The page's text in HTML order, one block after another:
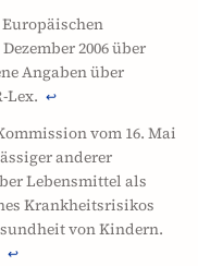
Europäischen
2006 über
Angaben über
Lex. ↩
vom 16. Mai
anderer
Lebensmittel als
Krankheitsrisikos
von Kindern.
↩